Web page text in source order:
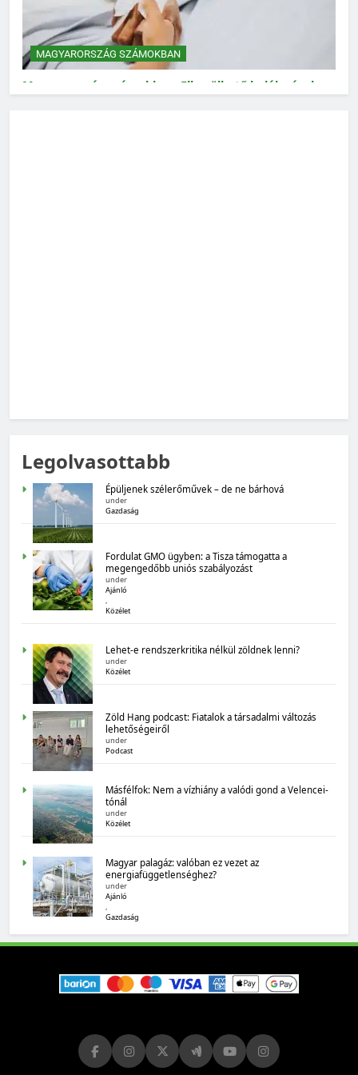
MAGYARORSZÁG SZÁMOKBAN
Magyarország számokban: Elkerülhető halálozások
Magyarország számokban: Fogyasztói bizalom,
gazdasági várakozások
Magyarország számokban: Államadósság
MAGYARORSZÁG SZÁMOKBAN
Magyarország számokban: biogazdálkodás
Tizenhat adatsor a tizenhat évről
Legolvasottabb
Épüljenek szélerőművek – de ne bárhová
under
Gazdaság
Fordulat GMO ügyben: a Tisza támogatta a
megengedőbb uniós szabályozást
under
Ajánló
,
Közélet
Lehet-e rendszerkritika nélkül zöldnek lenni?
under
Közélet
Zöld Hang podcast: Fiatalok a társadalmi változás
lehetőségeiről
under
Podcast
Másfélfok: Nem a vízhiány a valódi gond a Velencei-
tónál
under
Közélet
Magyar palagáz: valóban ez vezet az
energiafüggetlenséghez?
under
Ajánló
,
Gazdaság